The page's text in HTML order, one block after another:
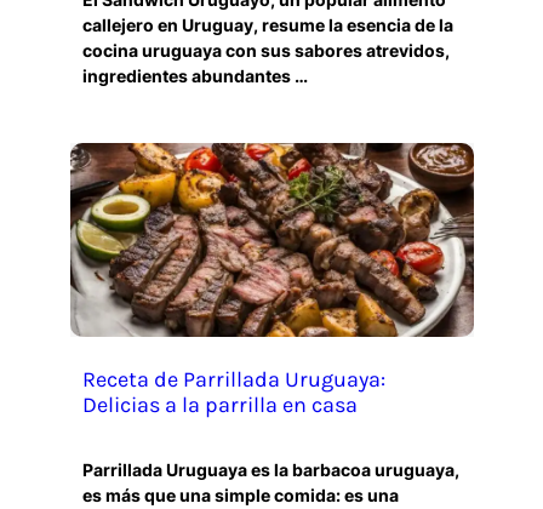
callejero en Uruguay, resume la esencia de la
cocina uruguaya con sus sabores atrevidos,
ingredientes abundantes …
Receta de Parrillada Uruguaya:
Delicias a la parrilla en casa
Parrillada Uruguaya es la barbacoa uruguaya,
es más que una simple comida: es una